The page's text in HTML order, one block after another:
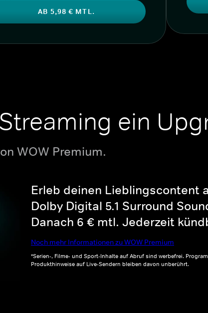
AB 5,98 € MTL.
ein
WOW Premium.
Erleb deinen Lieblingscontent
Dolby Digital 5.1 Surround
Danach 6 € mtl. Jederzeit
Noch mehr Informationen zu WOW Premium
*Serien-, Filme- und Sport-Inhalte auf Abruf sind werbefrei.
Produkthinweise auf Live-Sendern bleiben davon unberührt.